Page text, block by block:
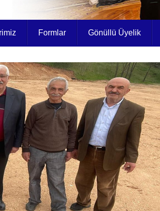
Formlar Gönüllü Üyelik